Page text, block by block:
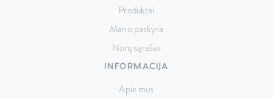
Produktai
Mano paskyra
Norų sąrašas
INFORMACIJA
Apie mus